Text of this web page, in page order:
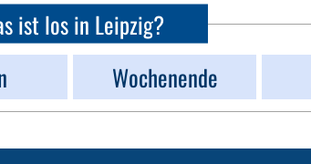
ist los in Leipzig?
Wochenende